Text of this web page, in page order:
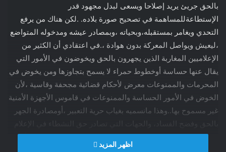
بالحق جريئ يريد إصلاحا ويسعى لبدل مجهود قدر
الإستطاعةللمساهمة في تصحيح صورة بلاده. .لكن هناك من يرفع
التحدي ويغامر بمستقبله،وبحياته ،وبمصادر عيشه ومدخوله المتواضع
،ليعيش ويواصل المعركة بدون هوادة ،.في اعتقادي أن الكثير من
الإعلاميين المغاربة الذين يجهرون بالحق ويخوضون في الأمور التي
يقال عنها حساسة أوخطوط حمراء لا يسمح بتجاوزها ومن يخوض في
المحرمات والممنوعات معرض لأحكام قضائية مجحفة وقاسية ،لأن
الخوض في الأمور الحساسة والممنوعات في قاموس الأجهزة الأمنية
غير مسموح بها..وهذا مانسميه بغياب حرية التعبير ،أومصادرة الجهر
بالحق وفضح الفساد، والجهات التي تصادر حق النشطاء في الإعلام
للجهر علانية بما يجري من فساد وفضح المفسدين ،تسيئ للبلد أولا
ولصورة النظام الديمقراطي الذي يتغنى به من يعتقدون أننا نحترم
اظهر المزيد